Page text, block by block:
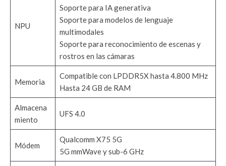
NPU
Soporte para IA generativa
Soporte para modelos de lenguaje
multimodales
Soporte para reconocimiento de escenas y
rostros en las cámaras
Memoria
Compatible con LPDDR5X hasta 4.800 MHz
Hasta 24 GB de RAM
Almacena
miento
UFS 4.0
Módem
Qualcomm X75 5G
5G mmWave y sub-6 GHz